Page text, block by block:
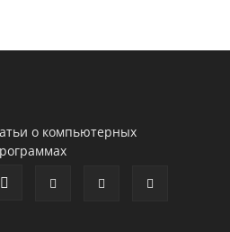
о компьютерных